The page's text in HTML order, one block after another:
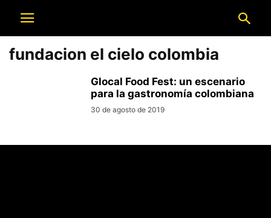
fundacion el cielo colombia
Glocal Food Fest: un escenario
para la gastronomía colombiana
30 de agosto de 2019